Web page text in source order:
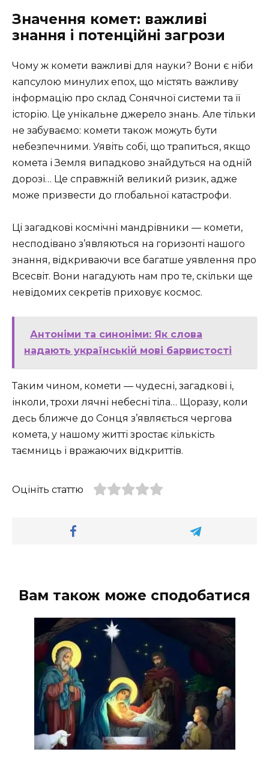
Значення комет: важливі
знання і потенційні загрози
Чому ж комети важливі для науки? Вони є ніби
капсулою минулих епох, що містять важливу
інформацію про склад Сонячної системи та її
історію. Це унікальне джерело знань. Але тільки
не забуваємо: комети також можуть бути
небезпечними. Уявіть собі, що трапиться, якщо
комета і Земля випадково знайдуться на одній
дорозі… Це справжній великий ризик, адже
може призвести до глобальної катастрофи.
Ці загадкові космічні мандрівники — комети,
несподівано з’являються на горизонті нашого
знання, відкриваючи все багатше уявлення про
Всесвіт. Вони нагадують нам про те, скільки ще
невідомих секретів приховує космос.
Антоніми та синоніми: Як слова
надають українській мові барвистості
Таким чином, комети — чудесні, загадкові і,
інколи, трохи лячні небесні тіла… Щоразу, коли
десь ближче до Сонця з’являється чергова
комета, у нашому житті зростає кількість
таємниць і вражаючих відкриттів.
Оцініть статтю
Вам також може сподобатися